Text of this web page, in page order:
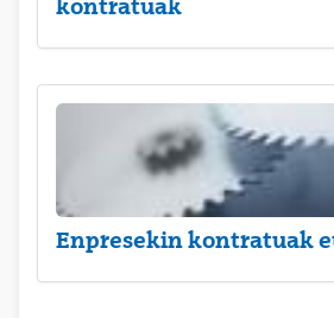
kontratuak
Enpresekin kontratuak